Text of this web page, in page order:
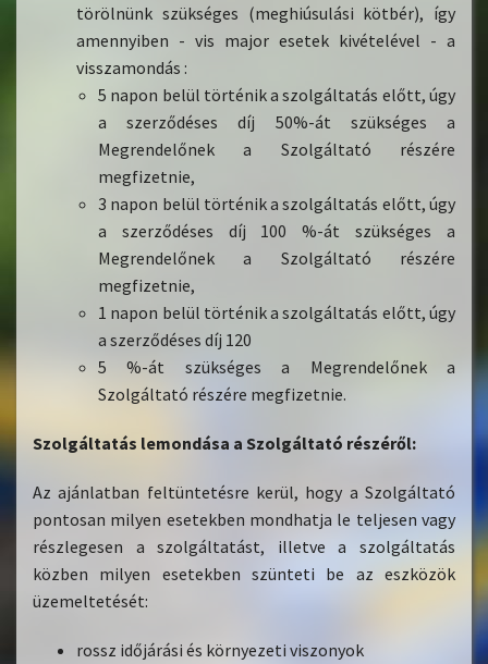
törölnünk szükséges (meghiúsulási kötbér), így
amennyiben - vis major esetek kivételével - a
visszamondás :
5 napon belül történik a szolgáltatás előtt, úgy
a szerződéses díj 50%-át szükséges a
Megrendelőnek a Szolgáltató részére
megfizetnie,
3 napon belül történik a szolgáltatás előtt, úgy
a szerződéses díj 100 %-át szükséges a
Megrendelőnek a Szolgáltató részére
megfizetnie,
1 napon belül történik a szolgáltatás előtt, úgy
a szerződéses díj 120
5 %-át szükséges a Megrendelőnek a
Szolgáltató részére megfizetnie.
Szolgáltatás lemondása a Szolgáltató részéről:
Az ajánlatban feltüntetésre kerül, hogy a Szolgáltató
pontosan milyen esetekben mondhatja le teljesen vagy
részlegesen a szolgáltatást, illetve a szolgáltatás
közben milyen esetekben szünteti be az eszközök
üzemeltetését:
rossz időjárási és környezeti viszonyok